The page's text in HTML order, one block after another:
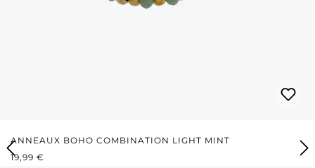
ANNEAUX BOHO COMBINATION LIGHT MINT
PRIX RÉGULIER :
19,99 €